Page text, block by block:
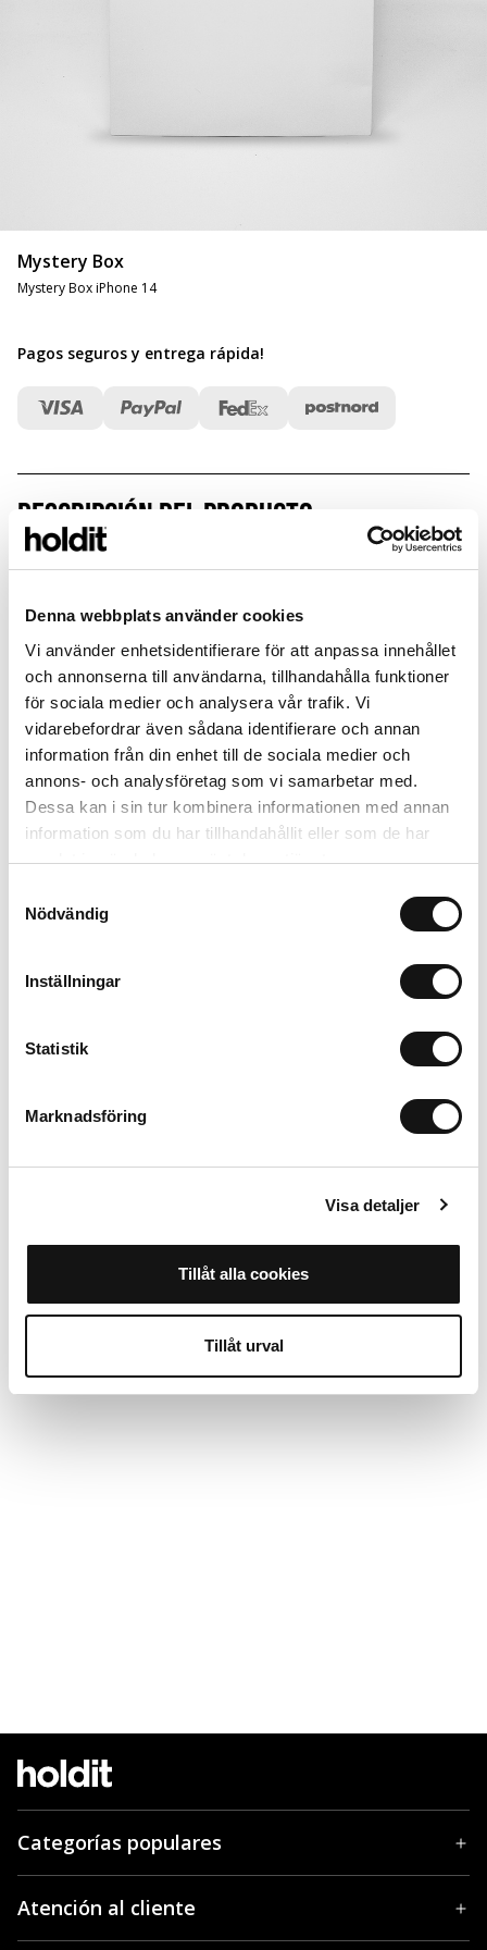
Denna webbplats använder cookies
Vi använder enhetsidentifierare för att anpassa innehållet
och annonserna till användarna, tillhandahålla funktioner
för sociala medier och analysera vår trafik. Vi
vidarebefordrar även sådana identifierare och annan
information från din enhet till de sociala medier och
annons- och analysföretag som vi samarbetar med.
Dessa kan i sin tur kombinera informationen med annan
information som du har tillhandahållit eller som de har
samlat in när du har använt deras tjänster.
Nödvändig
Inställningar
Statistik
Marknadsföring
Visa detaljer
Tillåt alla cookies
Tillåt urval
Mystery Box
Mystery Box iPhone 14
Pagos seguros y entrega rápida!
Descripción del producto
Vår Mystery Box innehåller 7 st utvalda mobilskal, ett smart sätt
slumpmässigt inför varje beställning och innehållet kan inte
bytas eller väljas i förväg.
Detalles
Combinar con
iPhone 14
Alternativas
Categorías populares
Atención al cliente